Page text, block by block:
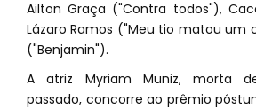
Ailton Graça ("Contra todos"),
Lázaro Ramos ("Meu tio matou um
("Benjamin").
A atriz Myriam Muniz, morta
passado, concorre ao prêmio